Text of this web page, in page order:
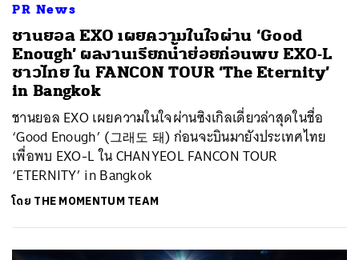
PR News
ชานยอล EXO เผยความในใจผ่าน ‘Good
Enough’ ผลงานเรียกน้ำย่อยก่อนพบ EXO-L
ชาวไทย ใน FANCON TOUR ‘The Eternity’
in Bangkok
ชานยอล EXO เผยความในใจผ่านซิงเกิลเดี่ยวล่าสุดในชื่อ
‘Good Enough’ (그래도 돼) ก่อนจะบินมายังประเทศไทย
เพื่อพบ EXO-L ใน CHANYEOL FANCON TOUR
‘ETERNITY’ in Bangkok
โดย THE MOMENTUM TEAM